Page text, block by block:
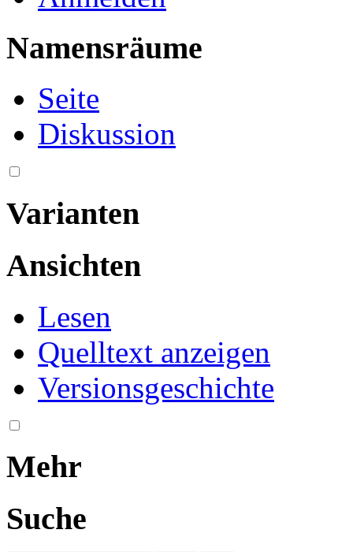
Namensräume
Seite
Diskussion
Varianten
Ansichten
Lesen
Quelltext anzeigen
Versionsgeschichte
Mehr
Suche